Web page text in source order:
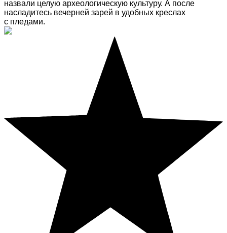
назвали целую археологическую культуру. А после
насладитесь вечерней зарей в удобных креслах
с пледами.